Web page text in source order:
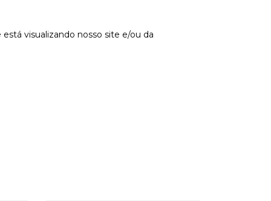
visualizando nosso site e/ou da